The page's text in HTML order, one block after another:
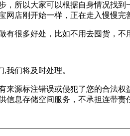
所以大家可以根据自身情况找到
店刚开始一样，正在走入慢慢
多好处，比如不用去囤货，不
我们将及时处理。
来源标注错误或侵犯了您的合法
息存储空间服务，不承担连带责